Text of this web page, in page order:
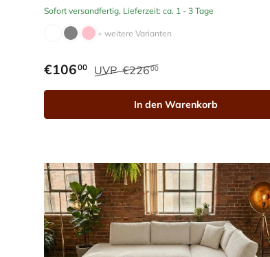
Sofort versandfertig, Lieferzeit: ca. 1 - 3 Tage
+ weitere Varianten
€10600 UVP €22600
In den Warenkorb